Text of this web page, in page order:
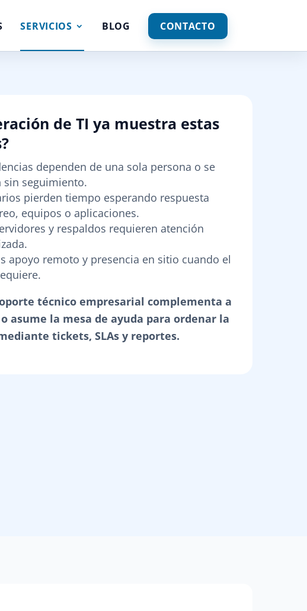
SERVICIOS BLOG CONTACTO
de TI ya muestra estas
dependen de una sola persona o se
sin seguimiento.
pierden tiempo esperando respuesta
equipos o aplicaciones.
y respaldos requieren atención
apoyo remoto y presencia en sitio cuando el
técnico empresarial complementa a
asume la mesa de ayuda para ordenar la
tickets, SLAs y reportes.